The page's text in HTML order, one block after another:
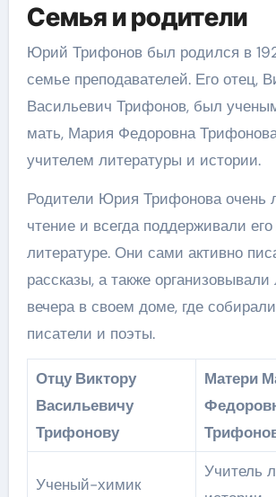
Семья и родители
Юрий Трифонов был родился в
семье преподавателей. Его отец,
Васильевич Трифонов, был
мать, Мария Федоровна
учителем литературы и истории.
Родители Юрия Трифонова очень
чтение и всегда поддерживали его
литературе. Они сами активно
рассказы, а также
вечера в своем доме, где
писатели и поэты.
Отцу Виктору
Васильевичу
Трифонову
Матери
Ученый-химик
Учитель